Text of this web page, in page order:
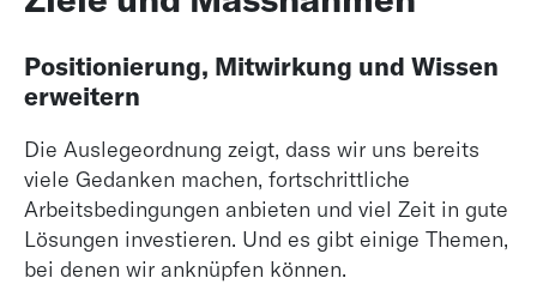
Positionierung, Mitwirkung und Wissen
erweitern
Die Auslegeordnung zeigt, dass wir uns bereits
viele Gedanken machen, fortschrittliche
Arbeitsbedingungen anbieten und viel Zeit in gute
Lösungen investieren. Und es gibt einige Themen,
bei denen wir anknüpfen können.